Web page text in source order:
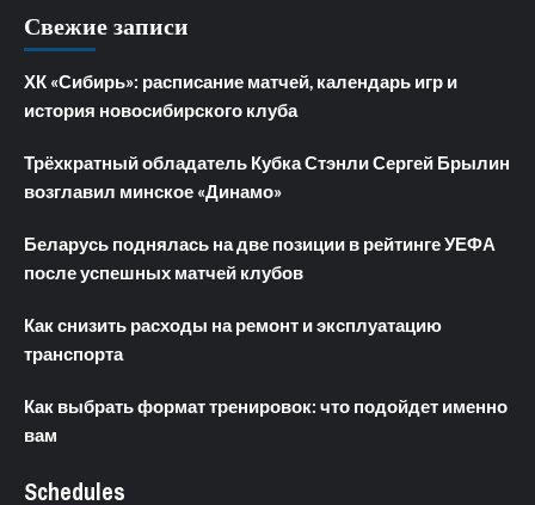
Свежие записи
ХК «Сибирь»: расписание матчей, календарь игр и
история новосибирского клуба
Трёхкратный обладатель Кубка Стэнли Сергей Брылин
возглавил минское «Динамо»
Беларусь поднялась на две позиции в рейтинге УЕФА
после успешных матчей клубов
Как снизить расходы на ремонт и эксплуатацию
транспорта
Как выбрать формат тренировок: что подойдет именно
вам
Schedules